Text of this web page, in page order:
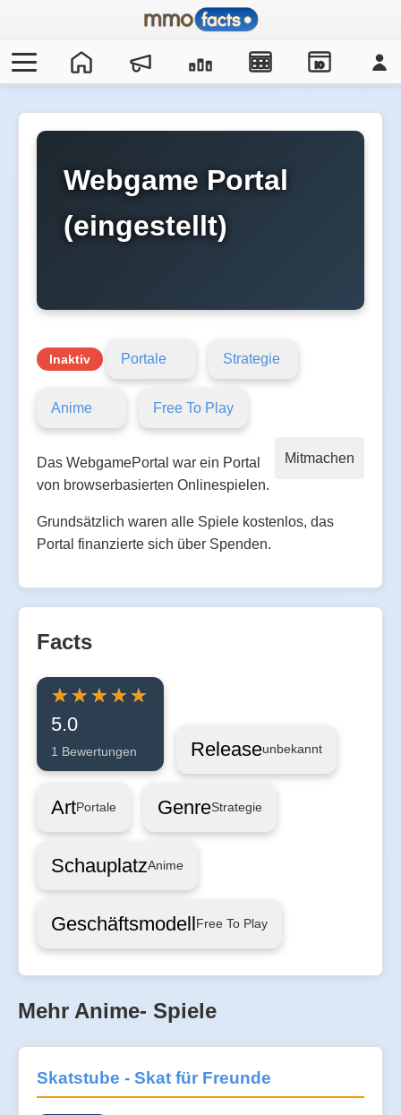
IO
Webgame Portal
(eingestellt)
Inaktiv Portale Strategie
Anime Free To Play
Mitmachen
Das WebgamePortal war ein Portal
von browserbasierten Onlinespielen.
Grundsätzlich waren alle Spiele kostenlos, das
Portal finanzierte sich über Spenden.
Facts
5.0
1 Bewertungen Releaseunbekannt
ArtPortale GenreStrategie
SchauplatzAnime
GeschäftsmodellFree To Play
Mehr Anime- Spiele
Skatstube - Skat für Freunde